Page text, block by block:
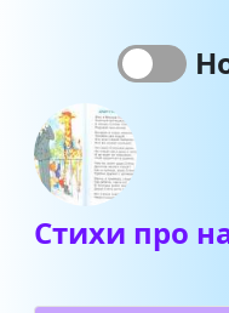
Стихи про